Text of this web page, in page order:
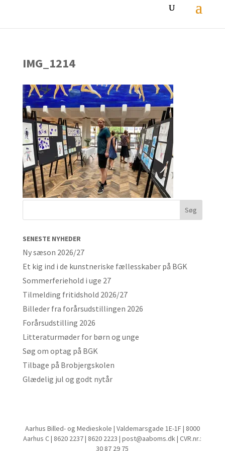
IMG_1214
SENESTE NYHEDER
Ny sæson 2026/27
Et kig ind i de kunstneriske fællesskaber på BGK
Sommerferiehold i uge 27
Tilmelding fritidshold 2026/27
Billeder fra forårsudstillingen 2026
Forårsudstilling 2026
Litteraturmøder for børn og unge
Søg om optag på BGK
Tilbage på Brobjergskolen
Glædelig jul og godt nytår
Aarhus Billed- og Medieskole | Valdemarsgade 1E-1F | 8000
Aarhus C | 8620 2237 | 8620 2223 | post@aaboms.dk | CVR.nr.:
30 87 29 75